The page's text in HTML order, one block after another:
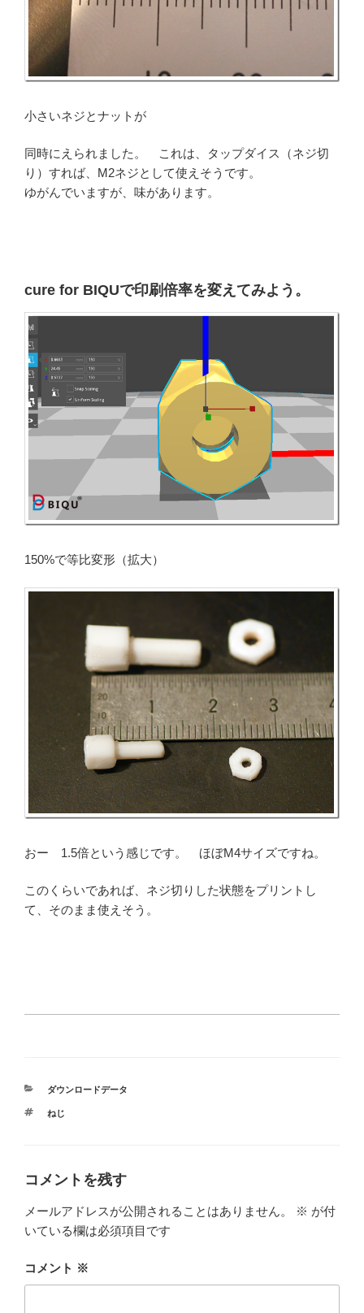
小さいネジとナットが
同時にえられました。 これは、タップダイス（ネジ切
り）すれば、M2ネジとして使えそうです。
ゆがんでいますが、味があります。
cure for BIQUで印刷倍率を変えてみよう。
150%で等比変形（拡大）
おー 1.5倍という感じです。 ほぼM4サイズですね。
このくらいであれば、ネジ切りした状態をプリントし
て、そのまま使えそう。
カ
ゴ
ダウンロードデータ
タ
ねじ
コメントを残す
メールアドレスが公開されることはありません。 ※ が付
いている欄は必須項目です
コメント ※